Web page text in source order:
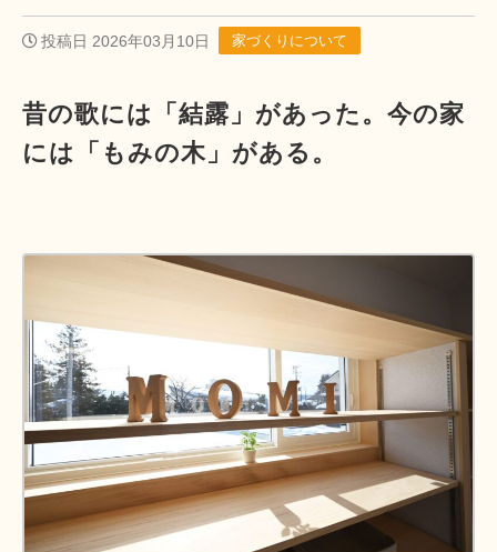
投稿日 2026年03月10日 家づくりについて
昔の歌には「結露」があった。今の家
には「もみの木」がある。